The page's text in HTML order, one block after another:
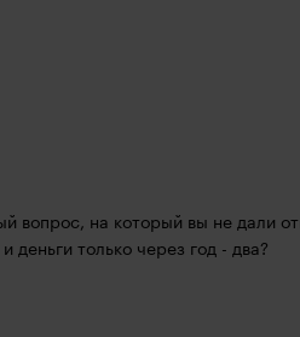
вопрос, на который вы не дали
деньги только через год - два?